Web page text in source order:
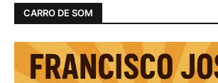
CARRO DE SOM